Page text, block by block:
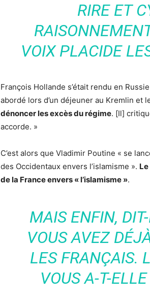
RIRE ET
VOIX PLACIDE
François Hollande s’était rendu en
abordé lors d’un déjeuner au Kremlin et
dénoncer les excès du régime. [Il]
accorde. »
C’est alors que Vladimir Poutine « se
des Occidentaux envers l’islamisme ».
de la France envers « l’islamisme ».
MAIS ENFIN,
VOUS AVEZ
LES FRANÇAIS.
VOUS A-T-